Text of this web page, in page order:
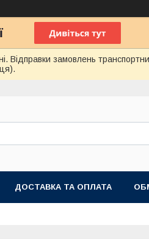
замовлень
ДОСТАВКА ТА ОПЛАТА